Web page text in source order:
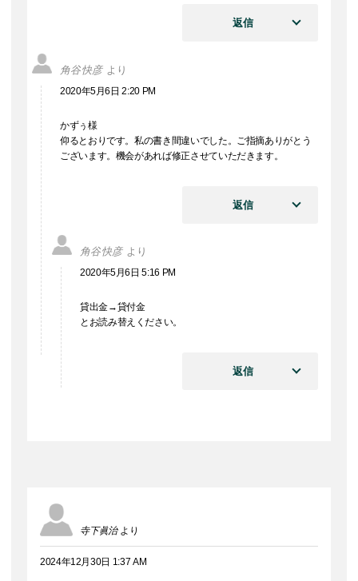
返信
角谷快彦 より
2020年5月6日 2:20 PM
かずぅ様
仰るとおりです。私の書き間違いでした。ご指摘ありがとう
ございます。機会があれば修正させていただきます。
返信
角谷快彦 より
2020年5月6日 5:16 PM
貸出金→貸付金
とお読み替えください。
返信
寺下眞治 より
2024年12月30日 1:37 AM